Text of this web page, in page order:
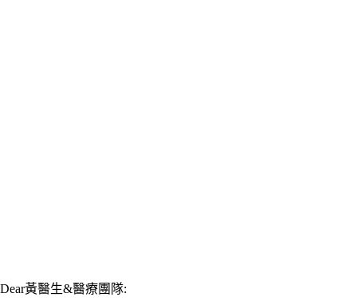
Dear黃醫生&醫療團隊: